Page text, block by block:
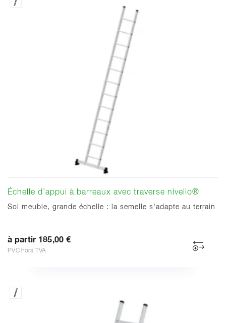
Échelle d’appui à barreaux avec traverse nivello®
Sol meuble, grande échelle : la semelle s'adapte au terrain
à partir 185,00 €
PVC hors TVA